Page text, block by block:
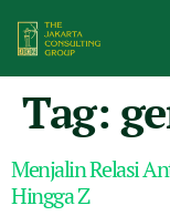
Tag:
Menjalin Relasi
Hingga Z